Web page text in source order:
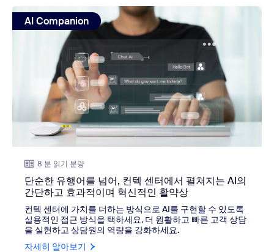
view: 단순한 유행어를 넘어, 컨텍 센터에서 펼쳐지는 AI의
AI Companion
8 분 읽기 분량
단순한 유행어를 넘어, 컨텍 센터에서 펼쳐지는 AI의
간단하고 효과적이며 혁신적인 활약상
컨텍 센터에 가치를 더하는 방식으로 AI를 구현할 수 있도록
실용적인 접근 방식을 택하세요. 더 원활하고 빠른 고객 상담
을 실현하고 상담원의 역량을 강화하세요.
자세히 알아보기